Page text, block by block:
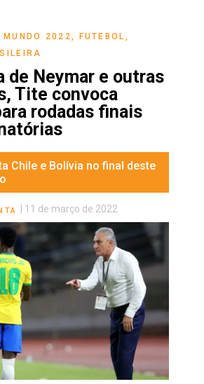
MUNDO 2022 FUTEBOL
de Neymar e outras
Tite convoca
rodadas finais
Chile e Bolívia no final deste
11 de março de 2022